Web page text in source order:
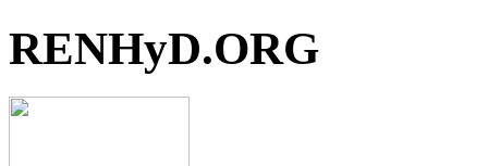
RENHyD.ORG